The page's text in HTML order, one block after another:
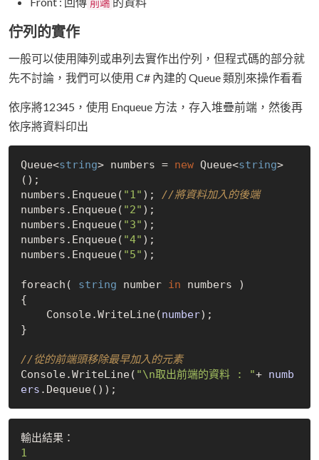
前端
佇列的實作
一般可以使用陣列或串列去實作出佇列，但程式碼的部分就
先不討論，我們可以使用 C# 內建的 Queue 類別來操作看看
依序將12345，使用 Enqueue 方法，存入堆疊前端，然後再
依序將資料印出
Queue<string> numbers = new Queue<string>
() ;
numbers. Enqueue( "1" ) ; //將資料加入的後端
numbers. Enqueue( "2" ) ;
numbers. Enqueue( "3" ) ;
numbers. Enqueue( "4" ) ;
numbers. Enqueue( "5" ) ;
foreach( string number in numbers )
{
    Console.
WriteLine(number) ;
}
//從的前端頭移除最早加入的元素
Console.WriteLine( "\n取出前端的資料 : "+ numb
ers .Dequeue()
1